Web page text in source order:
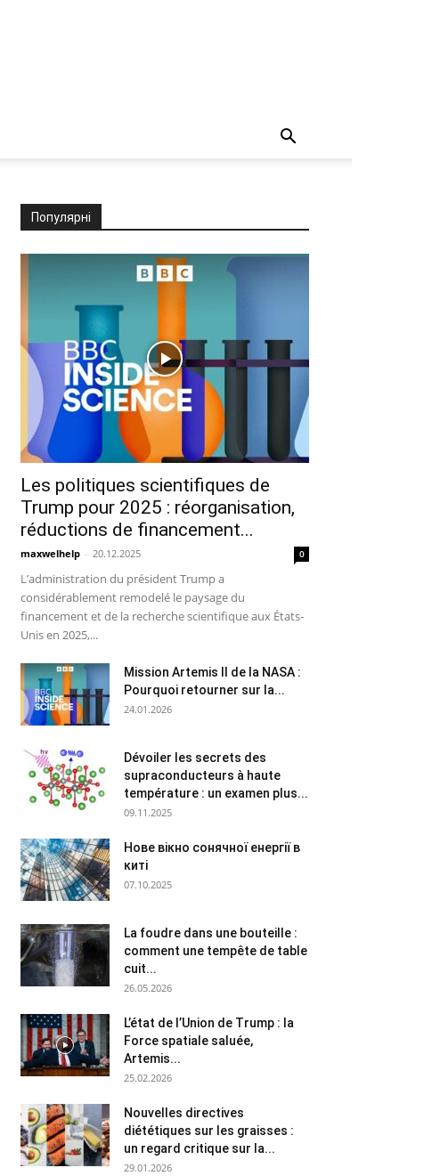
Популярні
Les politiques scientifiques de
Trump pour 2025 : réorganisation,
réductions de financement...
maxwelhelp - 20.12.2025 0
L’administration du président Trump a
considérablement remodelé le paysage du
financement et de la recherche scientifique aux États-
Unis en 2025,...
Mission Artemis II de la NASA :
Pourquoi retourner sur la...
24.01.2026
Dévoiler les secrets des
supraconducteurs à haute
température : un examen plus...
09.11.2025
Нове вікно сонячної енергії в
киті
07.10.2025
La foudre dans une bouteille :
comment une tempête de table
cuit...
26.05.2026
L’état de l’Union de Trump : la
Force spatiale saluée,
Artemis...
25.02.2026
Nouvelles directives
diététiques sur les graisses :
un regard critique sur la...
29.01.2026